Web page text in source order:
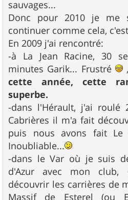
sauvages...
Donc pour 2010 je me
continuer comme cela,
En 2009 j'ai rencontré:
-à La Jean Racine, 30
minutes Garik... Frustré
,
cette année, cette
superbe.
-dans l'Hérault, j'ai roulé
Cabrières il m'a fait
puis nous avons fait Le
Inoubliable...
-dans le Var où je suis
d'Azur avec mon
découvrir les carrières de
Massif de Esterel (ou